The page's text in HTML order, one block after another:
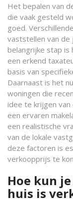
Het bepalen van
die vaak gesteld
goed.
vaststellen van de
belangrijke stap
een erkend
basis van
Daarnaast is het
woningen die
idee te krijgen van
een ervaren
een realistische
van de lokale
deze factoren is
verkoopprijs te
Hoe kun
huis is